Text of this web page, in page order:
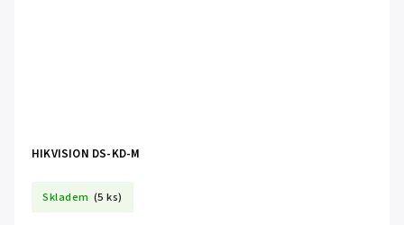
HIKVISION DS-KD-M
Skladem (5 ks)